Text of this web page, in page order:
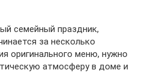
семейный праздник,
за несколько
оригинального меню, нужно
атмосферу в доме и